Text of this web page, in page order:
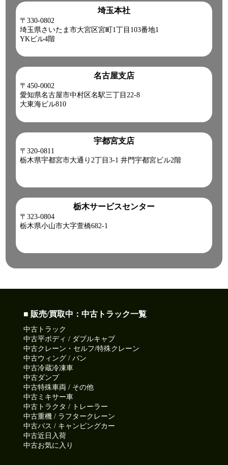
埼玉本社
〒330-0802
埼玉県さいたま市大宮区宮町1丁目103番地1
YKビル4階
名古屋支店
〒450-0002
愛知県名古屋市中村区名駅三丁目22-8
大東海ビル810
宇都宮支店
〒320-0811
栃木県宇都宮市大通り2丁目3-1 井門宇都宮ビル2階
栃木サービスセンター
〒323-0804
栃木県小山市大字萱橋682-1
■ 販売/買取中：中古トラック一覧
中古トラック
中古平ボディ / ダブルキャブ
中古クレーン・セルフ/特殊クレーン
中古ウィング / バン
中古冷蔵冷凍車
中古ダンプ
中古特殊車両 / その他
中古ミキサー車
中古トラクタ / トレーラー
中古重機 / ラフタークレーン
中古バス / キャンピングカー
中古近日入荷
中古お気に入り